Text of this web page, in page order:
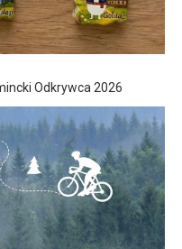
Odkrywca 2026